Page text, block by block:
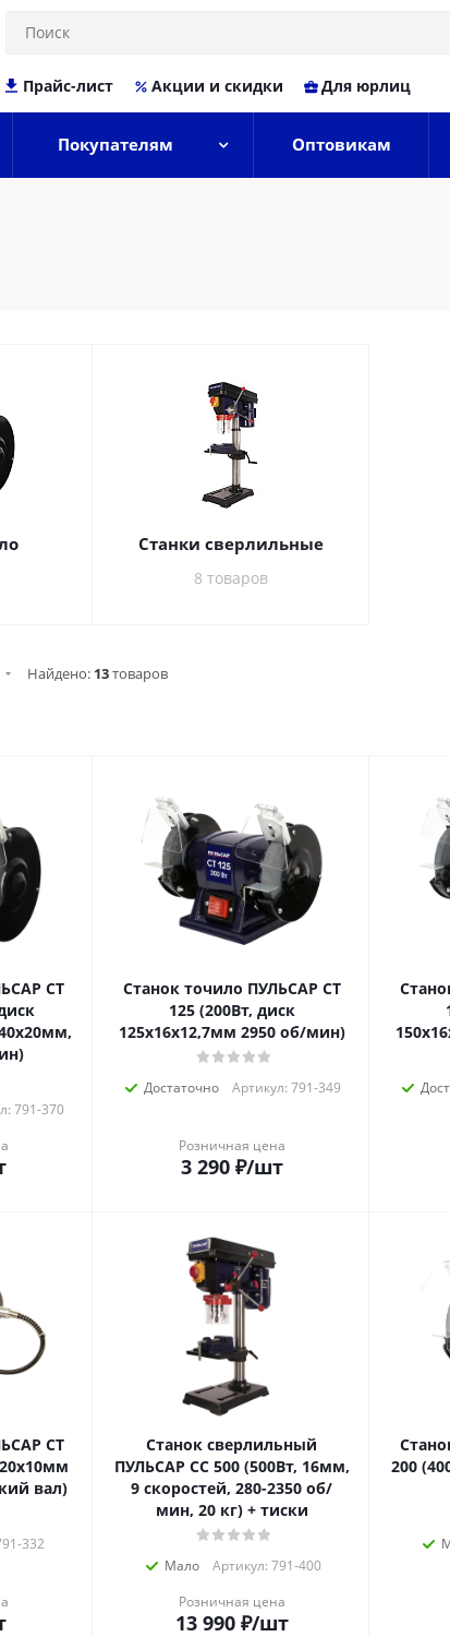
Прайс-лист Акции и скидки Для юрлиц
Покупателям Оптовикам
Станки сверлильные
8 товаров
Найдено: 13товаров
СТ
791-370
Станок точило ПУЛЬСАР СТ
125 (200Вт, диск
125x16x12,7мм 2950 об/мин)
Достаточно Артикул: 791-349
Розничная цена
3 290₽/шт
СТ
вал)
332
Станок сверлильный
ПУЛЬСАР СС 500 (500Вт, 16мм,
9 скоростей, 280-2350 об/
мин, 20 кг) + тиски
Мало
Артикул: 791-400
Розничная цена
13 990₽/шт
200